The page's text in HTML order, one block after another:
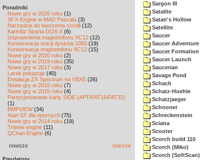
Poradniki
Nowe gry w 2026 roku (1)
SFX-Engine w MAD Pascalu (3)
Narzędzie do tworzenia scrolli (12)
Kartridż Sparta DOS X (6)
Usprawnienia magnetofonu XC12 (12)
Konserwacja stacji dysków 1050 (19)
Konserwacja magnetofonu XC12 (15)
Nowe gry w 2020 roku (2)
Nowe gry w 2019 roku (35)
Nowe gry w 2017 roku (3)
Larek pokazuje (40)
Emulacja ZX Spectrum na VBXE (26)
Nowe gry w 2016 roku (7)
Nowe gry w 2015 roku (4)
Partycjonowanie karty SIDE (APT/FAT16/FAT32)
(1)
BMPVIEW(34)
Atari ST dla opornych (75)
Nowe gry w 2014 roku (19)
Tritone engine (11)
QChan Engine (6)
nowsze starsze
Sargon III
Satalite
Satan's Hollow
Satellite
Saucer
Saucer Adventure
Saucer Formation
Saucer Launch
Saucerian
Savage Pond
Schach
Schatz-Hoehle
Schatzjaeger
Schooner
Schreckenstein
Sciana
Scooter
Scorch build 110
Scorch (Miko)
Scorch (SoftScan)